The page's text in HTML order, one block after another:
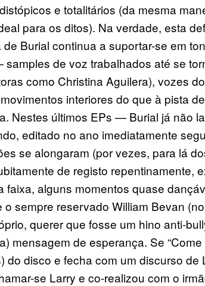
e totalitários (da mesma
para os ditos). Na verdade, esta
Burial continua a suportar-se em
de voz trabalhados até se
como Christina Aguilera), vozes
interiores do que à pista
Nestes últimos EPs — Burial já não
editado no ano imediatamente
se alongaram (por vezes, para lá
de registo repentinamente,
faixa, alguns momentos quase
o sempre reservado William Bevan
querer que fosse um hino anti-
mensagem de esperança. Se
do disco e fecha com um discurso de
se Larry e co-realizou com o